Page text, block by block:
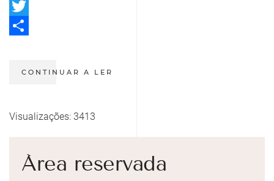
Facebook
Twitter
CONTINUAR A LER
Visualizações: 3413
Área reservada